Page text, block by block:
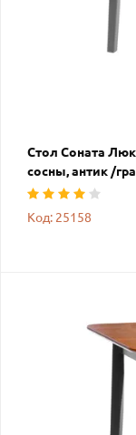
Стол Соната
сосны, антик /
Код: 25158